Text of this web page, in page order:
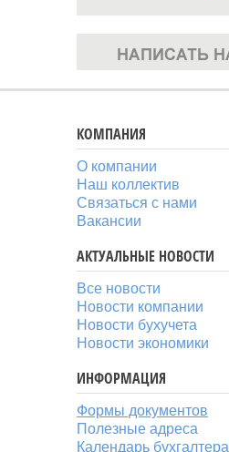
КОМПАНИЯ
О компании
Наш коллектив
Связаться с нами
Вакансии
АКТУАЛЬНЫЕ НОВОСТИ
Все новости
Новости компании
Новости бухучета
Новости экономики
ИНФОРМАЦИЯ
Формы документов
Полезные адреса
Календарь бухгалтера